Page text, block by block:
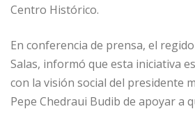
Centro Histórico.
En conferencia de prensa, el
Salas, informó que esta iniciativa
con la visión social del presidente
Pepe Chedraui Budib de apoyar a